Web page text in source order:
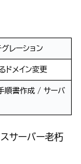
レーション
ドメイン変更
順書作成 / サーバ
サーバー老朽